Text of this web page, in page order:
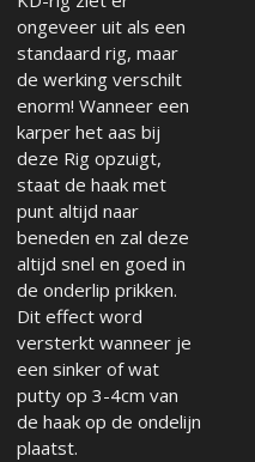
ongeveer uit als een
standaard rig, maar
de werking verschilt
enorm! Wanneer een
karper het aas bij
deze Rig opzuigt,
staat de haak met
punt altijd naar
beneden en zal deze
altijd snel en goed in
de onderlip prikken.
Dit effect word
versterkt wanneer je
een sinker of wat
putty op 3-4cm van
de haak op de ondelijn
plaatst.